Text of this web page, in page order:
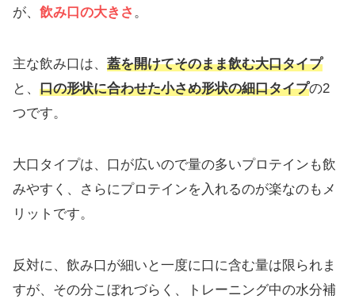
が、 飲み口の大きさ 。
主な飲み口は、 蓋を開けてそのまま飲む大口タイプ
と、 口の形状に合わせた小さめ形状の細口タイプの2
つです。
大口タイプは、口が広いので量の多いプロテインも飲
みやすく、さらにプロテインを入れるのが楽なのもメ
リットです。
反対に、飲み口が細いと一度に口に含む量は限られま
すが、その分こぼれづらく、トレーニング中の水分補